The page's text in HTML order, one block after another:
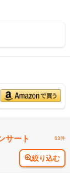
サート 63件
絞り込む